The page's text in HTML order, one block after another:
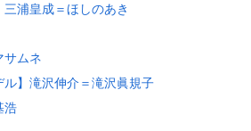
三浦皇成＝ほしのあき
サムネ
ル】滝沢伸介＝滝沢眞規子
浩